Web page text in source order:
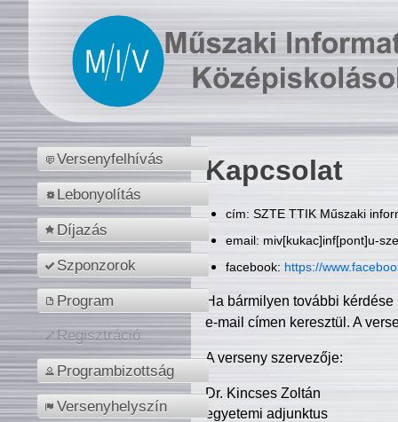
Versenyfelhívás
Lebonyolítás
Díjazás
Szponzorok
Program
Regisztráció
Programbizottság
Versenyhelyszín
Kapcsolat
cím: SZTE TTIK Műszaki
email: miv[kukac]inf[pont]u-
facebook: https://
Ha bármilyen további
e-mail címen keresztül. A
A verseny szervezője:
Dr. Kincses Zoltán
egyetemi adjunktus